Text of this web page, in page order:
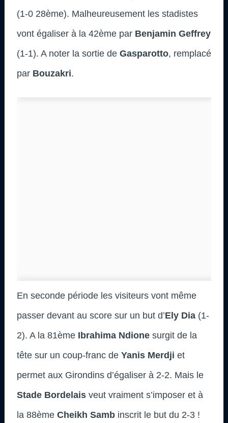
(1-0 28ème). Malheureusement les stadistes
vont égaliser à la 42ème par Benjamin Geffrey
(1-1). A noter la sortie de Gasparotto, remplacé
par Bouzakri.
En seconde période les visiteurs vont même
passer devant au score sur un but d’Ely Dia (1-
2). A la 81ème Ibrahima Ndione surgit de la
tête sur un coup-franc de Yanis Merdji et
permet aux Girondins d’égaliser à 2-2. Mais le
Stade Bordelais veut vraiment s’imposer et à
la 88ème Cheikh Samb inscrit le but du 2-3 !